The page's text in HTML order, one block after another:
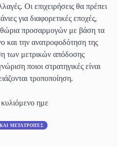
Οι επιχειρήσεις θα πρέπει
για διαφορετικές εποχές,
προσαρμογών με βάση τα
και την ανατροφοδότηση της
των μετρικών απόδοσης
ποιοι στρατηγικές είναι
τροποποίηση.
ημε
ΜΕΤΑΤΡΟΠΈΣ